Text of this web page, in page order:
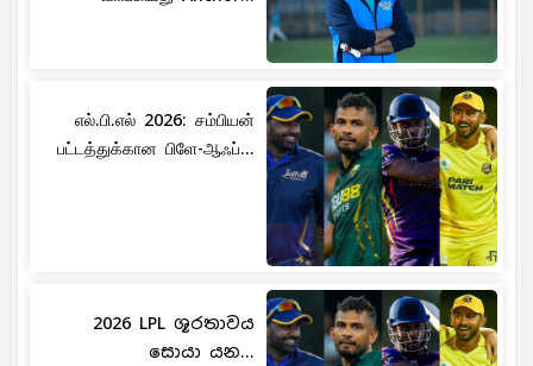
எல்.பி.எல் 2026: சம்பியன்
பட்டத்துக்கான பிளே-ஆஃப்...
2026 LPL ශූරතාවය
සොයා යන...